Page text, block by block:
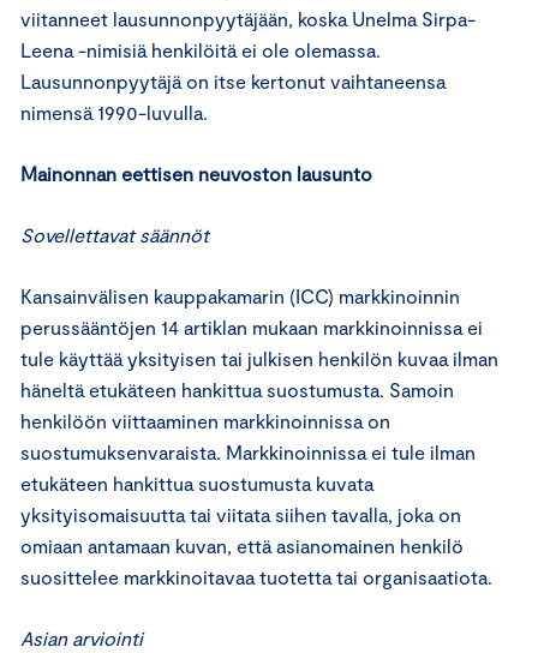
viitanneet lausunnonpyytäjään, koska Unelma Sirpa-
Leena -nimisiä henkilöitä ei ole olemassa.
Lausunnonpyytäjä on itse kertonut vaihtaneensa
nimensä 1990-luvulla.
Mainonnan eettisen neuvoston lausunto
Sovellettavat säännöt
Kansainvälisen kauppakamarin (ICC) markkinoinnin
perussääntöjen 14 artiklan mukaan markkinoinnissa ei
tule käyttää yksityisen tai julkisen henkilön kuvaa ilman
häneltä etukäteen hankittua suostumusta. Samoin
henkilöön viittaaminen markkinoinnissa on
suostumuksenvaraista. Markkinoinnissa ei tule ilman
etukäteen hankittua suostumusta kuvata
yksityisomaisuutta tai viitata siihen tavalla, joka on
omiaan antamaan kuvan, että asianomainen henkilö
suosittelee markkinoitavaa tuotetta tai organisaatiota.
Asian arviointi